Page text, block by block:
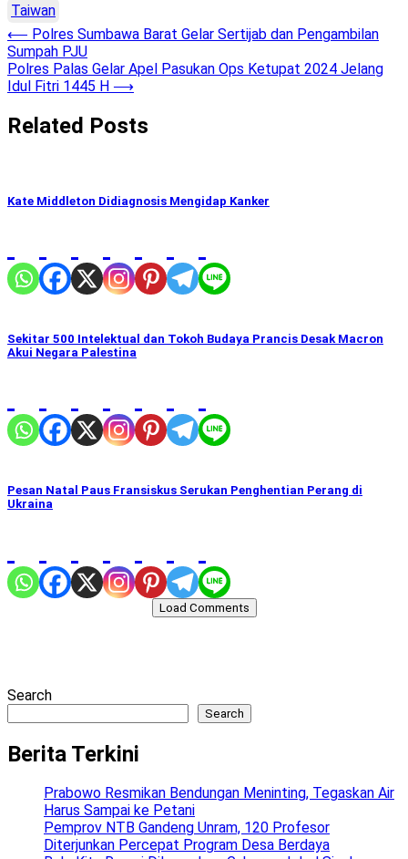
Taiwan
Post
navigation
⟵ Polres Sumbawa Barat Gelar Sertijab dan Pengambilan
Sumpah PJU
Polres Palas Gelar Apel Pasukan Ops Ketupat 2024 Jelang
Idul Fitri 1445 H ⟶
Related Posts
Kate Middleton Didiagnosis Mengidap Kanker
Sekitar 500 Intelektual dan Tokoh Budaya Prancis Desak Macron
Akui Negara Palestina
Pesan Natal Paus Fransiskus Serukan Penghentian Perang di
Ukraina
Load Comments
Search
Search
Berita Terkini
Prabowo Resmikan Bendungan Meninting, Tegaskan Air
Harus Sampai ke Petani
Pemprov NTB Gandeng Unram, 120 Profesor
Diterjunkan Percepat Program Desa Berdaya